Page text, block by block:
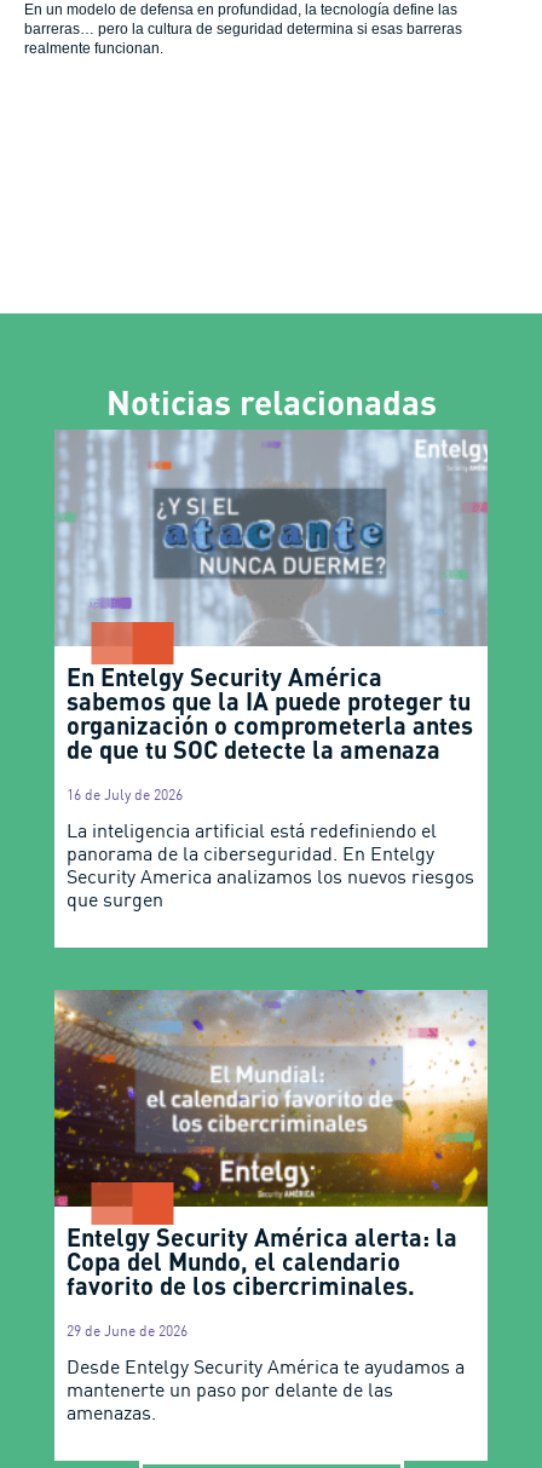
En un modelo de defensa en profundidad, la tecnología define las
barreras… pero la cultura de seguridad determina si esas barreras
realmente funcionan.
Noticias relacionadas
En Entelgy Security América
sabemos que la IA puede proteger tu
organización o comprometerla antes
de que tu SOC detecte la amenaza
16 de July de 2026
La inteligencia artificial está redefiniendo el
panorama de la ciberseguridad. En Entelgy
Security America analizamos los nuevos riesgos
que surgen
Entelgy Security América alerta: la
Copa del Mundo, el calendario
favorito de los cibercriminales.
29 de June de 2026
Desde Entelgy Security América te ayudamos a
mantenerte un paso por delante de las
amenazas.